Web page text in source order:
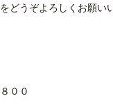
どうぞよろしくお願い
００